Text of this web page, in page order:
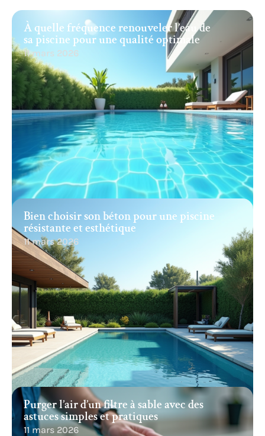
À quelle fréquence renouveler l’eau de
sa piscine pour une qualité optimale
11 mars 2026
Bien choisir son béton pour une piscine
résistante et esthétique
11 mars 2026
Purger l’air d’un filtre à sable avec des
astuces simples et pratiques
11 mars 2026